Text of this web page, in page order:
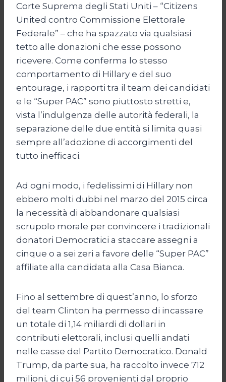
Corte Suprema degli Stati Uniti – “Citizens
United contro Commissione Elettorale
Federale” – che ha spazzato via qualsiasi
tetto alle donazioni che esse possono
ricevere. Come conferma lo stesso
comportamento di Hillary e del suo
entourage, i rapporti tra il team dei candidati
e le “Super PAC” sono piuttosto stretti e,
vista l’indulgenza delle autorità federali, la
separazione delle due entità si limita quasi
sempre all’adozione di accorgimenti del
tutto inefficaci.
Ad ogni modo, i fedelissimi di Hillary non
ebbero molti dubbi nel marzo del 2015 circa
la necessità di abbandonare qualsiasi
scrupolo morale per convincere i tradizionali
donatori Democratici a staccare assegni a
cinque o a sei zeri a favore delle “Super PAC”
affiliate alla candidata alla Casa Bianca.
Fino al settembre di quest’anno, lo sforzo
del team Clinton ha permesso di incassare
un totale di 1,14 miliardi di dollari in
contributi elettorali, inclusi quelli andati
nelle casse del Partito Democratico. Donald
Trump, da parte sua, ha raccolto invece 712
milioni, di cui 56 provenienti dal proprio